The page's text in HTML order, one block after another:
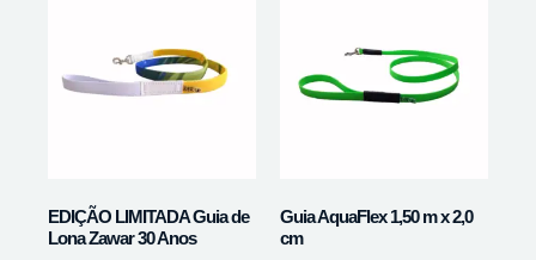
EDIÇÃO LIMITADA Guia de
Lona Zawar 30 Anos
Guia AquaFlex 1,50 m x 2,0
cm